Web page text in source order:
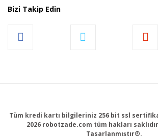
Bizi Takip Edin
Tüm kredi kartı bilgileriniz 256 bit ssl
2026 robotzade.com tüm hakları
Tasarlanmıştır®.